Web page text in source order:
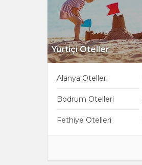
Yurtiçi Oteller
Alanya Otelleri
Bodrum Otelleri
Fethiye Otelleri